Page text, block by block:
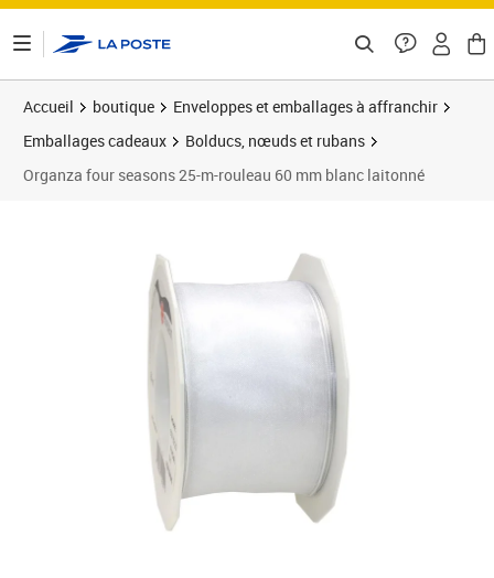
Accueil boutique
Enveloppes et emballages à affranchir
Emballages cadeaux
Bolducs, nœuds et rubans
Organza four seasons 25-m-rouleau 60 mm blanc laitonné